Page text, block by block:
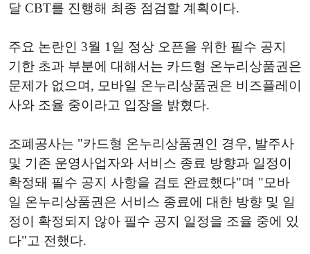
달 CBT를 진행해 최종 점검할 계획이다.
주요 논란인 3월 1일 정상 오픈을 위한 필수 공지
기한 초과 부분에 대해서는 카드형 온누리상품권은
문제가 없으며, 모바일 온누리상품권은 비즈플레이
사와 조율 중이라고 입장을 밝혔다.
조폐공사는 "카드형 온누리상품권인 경우, 발주사
및 기존 운영사업자와 서비스 종료 방향과 일정이
확정돼 필수 공지 사항을 검토 완료했다"며 "모바
일 온누리상품권은 서비스 종료에 대한 방향 및 일
정이 확정되지 않아 필수 공지 일정을 조율 중에 있
다"고 전했다.